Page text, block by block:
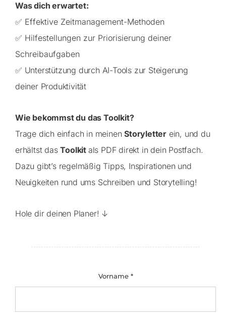
Was dich erwartet:
✅ Effektive Zeitmanagement-Methoden
✅ Hilfestellungen zur Priorisierung deiner
Schreibaufgaben
✅ Unterstützung durch AI-Tools zur Steigerung
deiner Produktivität
Wie bekommst du das Toolkit?
Trage dich einfach in meinenStoryletter ein, und du
erhältst dasToolkit als PDF direkt in dein Postfach.
Dazu gibt’s regelmäßig Tipps, Inspirationen und
Neuigkeiten rund ums Schreiben und Storytelling!
Hole dir deinen Planer! ↓
Vorname *